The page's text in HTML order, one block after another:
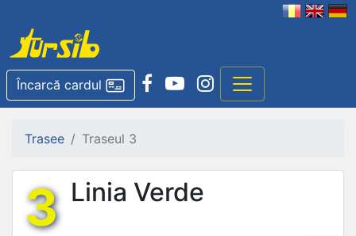
Încarcă cardul
Trasee Traseul 3
3 Linia Verde